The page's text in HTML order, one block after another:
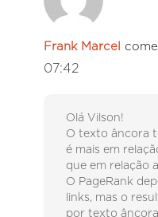
Frank Marcel
07:42
Olá Vilson!
O texto âncora
é mais em
que em relação
O PageRank
links, mas o
por texto